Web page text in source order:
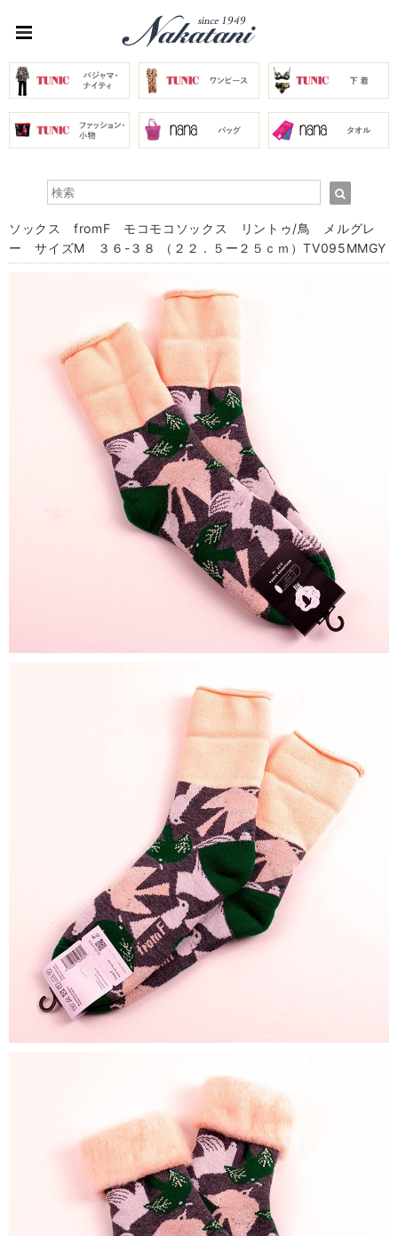
ソックス fromF モコモコソックス リントゥ/鳥 メルグレ
ー サイズM ３６-３８ （２２．５ー２５ｃｍ）TV095MMGY